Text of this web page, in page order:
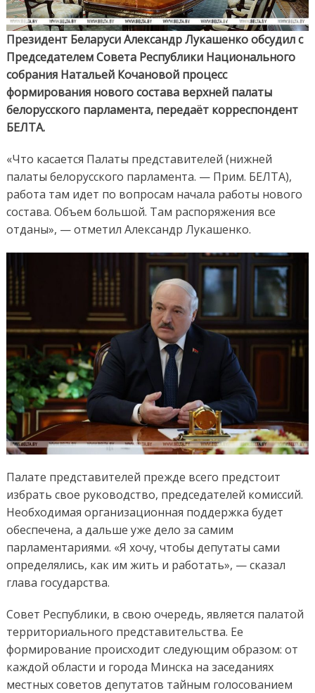
Совета
Президент Беларуси Александр Лукашенко обсудил с
Председателем Совета Республики Национального
собрания Натальей Кочановой процесс
формирования нового состава верхней палаты
белорусского парламента, передаёт корреспондент
БЕЛТА.
«Что касается Палаты представителей (нижней
палаты белорусского парламента. — Прим. БЕЛТА),
работа там идет по вопросам начала работы нового
состава. Объем большой. Там распоряжения все
отданы», — отметил Александр Лукашенко.
Палате представителей прежде всего предстоит
избрать свое руководство, председателей комиссий.
Необходимая организационная поддержка будет
обеспечена, а дальше уже дело за самим
парламентариями. «Я хочу, чтобы депутаты сами
определялись, как им жить и работать», — сказал
глава государства.
Совет Республики, в свою очередь, является палатой
территориального представительства. Ее
формирование происходит следующим образом: от
каждой области и города Минска на заседаниях
местных советов депутатов тайным голосованием